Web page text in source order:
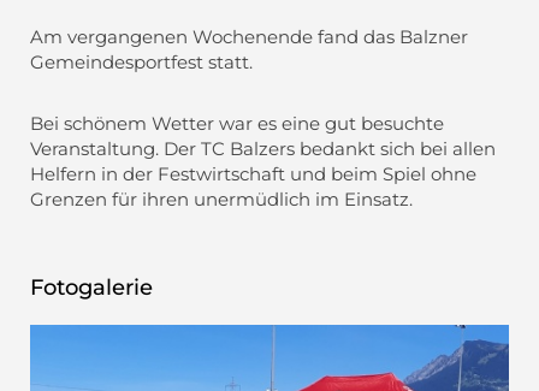
Am vergangenen Wochenende fand das Balzner
Gemeindesportfest statt.
Bei schönem Wetter war es eine gut besuchte
Veranstaltung. Der TC Balzers bedankt sich bei allen
Helfern in der Festwirtschaft und beim Spiel ohne
Grenzen für ihren unermüdlich im Einsatz.
Fotogalerie